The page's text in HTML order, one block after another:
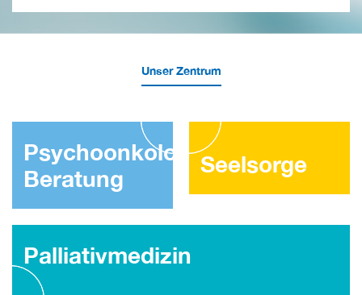
Unser Zentrum
Psychoonkologische
Beratung
Seelsorge
Palliativmedizin